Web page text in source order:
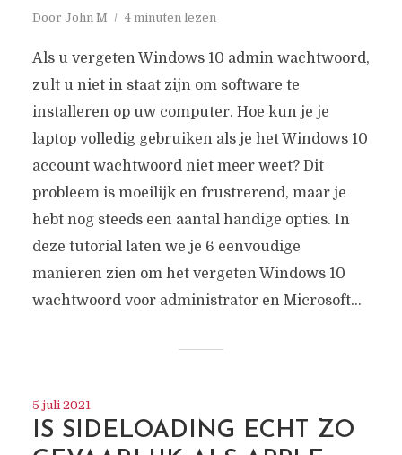
Door John M 4 minuten lezen
Als u vergeten Windows 10 admin wachtwoord,
zult u niet in staat zijn om software te
installeren op uw computer. Hoe kun je je
laptop volledig gebruiken als je het Windows 10
account wachtwoord niet meer weet? Dit
probleem is moeilijk en frustrerend, maar je
hebt nog steeds een aantal handige opties. In
deze tutorial laten we je 6 eenvoudige
manieren zien om het vergeten Windows 10
wachtwoord voor administrator en Microsoft...
5 juli 2021
IS SIDELOADING ECHT ZO